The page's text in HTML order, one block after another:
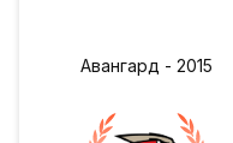
Авангард - 2015